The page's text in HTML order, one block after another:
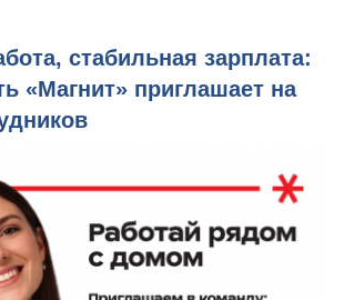
стабильная зарплата:
«Магнит» приглашает на